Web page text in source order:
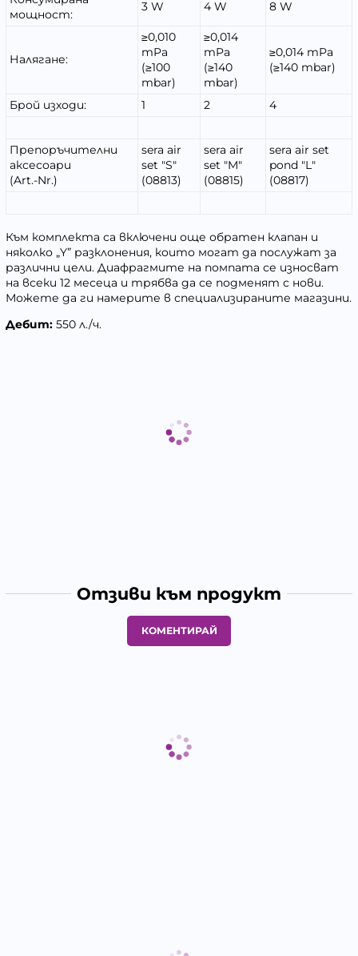
мощност:
3 W 4 W 8 W
Налягане:
≥0,010
mPa
(≥100
mbar)
≥0,014
mPa
(≥140
mbar)
≥0,014 mPa
(≥140 mbar)
Брой изходи: 1 2 4
Препоръчителни
аксесоари
(Art.-Nr.)
sera air
set "S"
(08813)
sera air
set "M"
(08815)
sera air set
pond "L"
(08817)
Към комплекта са включени още обратен клапан и
няколко „Y” разклонения, които могат да послужат за
различни цели. Диафрагмите на помпата се износват
на всеки 12 месеца и трябва да се подменят с нови.
Можете да ги намерите в специализираните магазини.
Дебит: 550 л./ч.
Отзиви към продукт
КОМЕНТИРАЙ